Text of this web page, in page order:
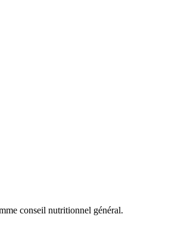
conseil nutritionnel général.